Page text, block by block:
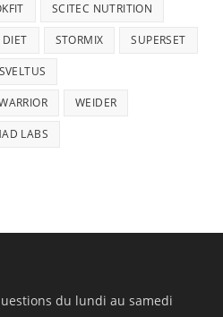
SCITEC NUTRITION
DIET STORMIX SUPERSET
SVELTUS
WEIDER
LABS
du lundi au samedi